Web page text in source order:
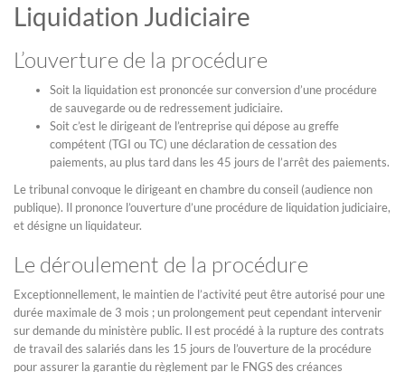
Liquidation Judiciaire
L’ouverture de la procédure
Soit la liquidation est prononcée sur conversion d’une procédure
de sauvegarde ou de redressement judiciaire.
Soit c’est le dirigeant de l’entreprise qui dépose au greffe
compétent (TGI ou TC) une déclaration de cessation des
paiements, au plus tard dans les 45 jours de l’arrêt des paiements.
Le tribunal convoque le dirigeant en chambre du conseil (audience non
publique). Il prononce l’ouverture d’une procédure de liquidation judiciaire,
et désigne un liquidateur.
Le déroulement de la procédure
Exceptionnellement, le maintien de l’activité peut être autorisé pour une
durée maximale de 3 mois ; un prolongement peut cependant intervenir
sur demande du ministère public. Il est procédé à la rupture des contrats
de travail des salariés dans les 15 jours de l’ouverture de la procédure
pour assurer la garantie du règlement par le FNGS des créances